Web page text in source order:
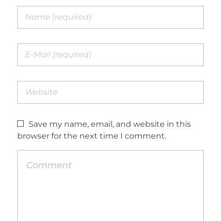
Save my name, email, and website in this
browser for the next time I comment.